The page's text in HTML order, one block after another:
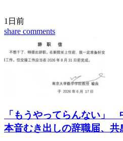
1日前
share comments
「もうやってらんない」
本音むき出しの辞職届、共